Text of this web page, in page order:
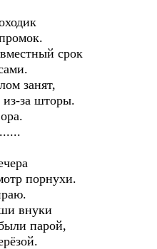
срок
занят,
из-за шторы.
порнухи.
внуки
парой,